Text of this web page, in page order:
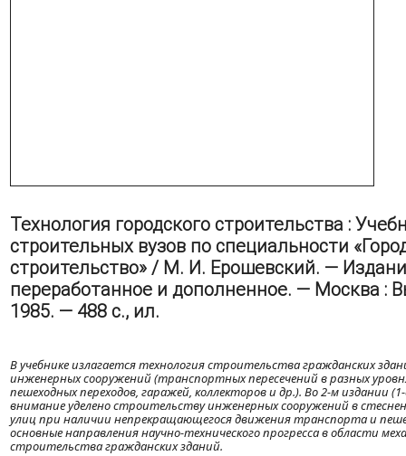
Технология городского строительства :
строительных вузов по специальности
строительство» / М. И. Ерошевский. —
переработанное и дополненное. — Москва :
1985. — 488 с., ил.
В учебнике излагается технология строительства гражданских
инженерных сооружений (транспортных пересечений в разных
пешеходных переходов, гаражей, коллекторов и др.). Во 2-м издании
внимание уделено строительству инженерных сооружений в
улиц при наличии непрекращающегося движения транспорта и
основные направления научно-технического прогресса в области
строительства гражданских зданий.